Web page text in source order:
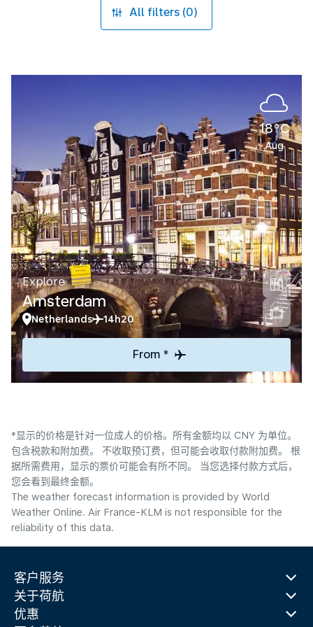
All filters (0)
18°C
Aug
Explore
Amsterdam
Netherlands 14h20
From *
*显示的价格是针对一位成人的价格。所有金额均以 CNY 为单位。
包含税款和附加费。 不收取预订费，但可能会收取付款附加费。 根
据所需费用，显示的票价可能会有所不同。 当您选择付款方式后，
您会看到最终金额。
The weather forecast information is provided by World
Weather Online. Air France-KLM is not responsible for the
reliability of this data.
客户服务
关于荷航
优惠